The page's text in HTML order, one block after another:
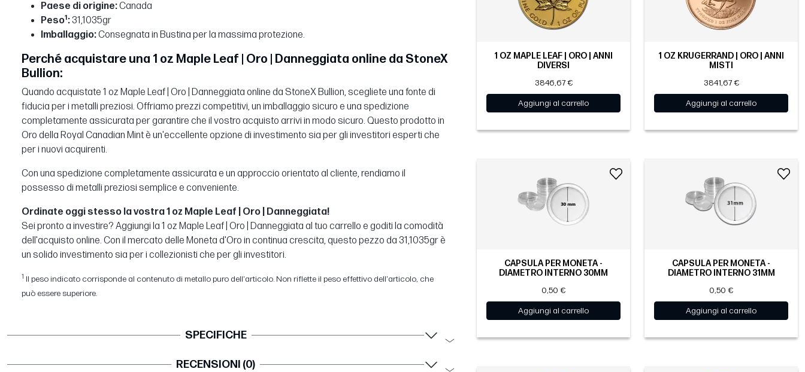
Paese di origine:Canada
Peso1: 31,1035gr
Imballaggio:Consegnata in Bustina per la massima protezione.
Perché acquistare una 1 oz Maple Leaf | Oro | Danneggiata online da StoneX
Bullion:
Quando acquistate 1 oz Maple Leaf | Oro | Danneggiata online da StoneX Bullion, scegliete una fonte di
fiducia per i metalli preziosi. Offriamo prezzi competitivi, un imballaggio sicuro e una spedizione
completamente assicurata per garantire che il vostro acquisto arrivi in modo sicuro. Questo prodotto in
Oro della Royal Canadian Mint è un'eccellente opzione di investimento sia per gli investitori esperti che
per i nuovi acquirenti.
Con una spedizione completamente assicurata e un approccio orientato al cliente, rendiamo il
possesso di metalli preziosi semplice e conveniente.
Ordinate oggi stesso la vostra 1 oz Maple Leaf | Oro | Danneggiata!
Sei pronto a investire? Aggiungi la 1 oz Maple Leaf | Oro | Danneggiata al tuo carrello e goditi la comodità
dell'acquisto online. Con il mercato delle Moneta d'Oro in continua crescita, questo pezzo da 31,1035gr è
un solido investimento sia per i collezionisti che per gli investitori.
1 Il peso indicato corrisponde al contenuto di metallo puro dell'articolo. Non riflette il peso effettivo dell'articolo, che
può essere superiore.
SPECIFICHE
RECENSIONI (0)
1 OZ MAPLE LEAF | ORO | ANNI
DIVERSI
3846,67 €
Aggiungi al carrello
1 OZ KRUGERRAND | ORO | ANNI
MISTI
3841,67 €
Aggiungi al carrello
CAPSULA PER MONETA -
DIAMETRO INTERNO 30MM
0,50 €
Aggiungi al carrello
CAPSULA PER MONETA -
DIAMETRO INTERNO 31MM
0,50 €
Aggiungi al carrello